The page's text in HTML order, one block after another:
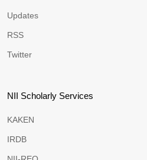
Updates
RSS
Twitter
NII Scholarly Services
KAKEN
IRDB